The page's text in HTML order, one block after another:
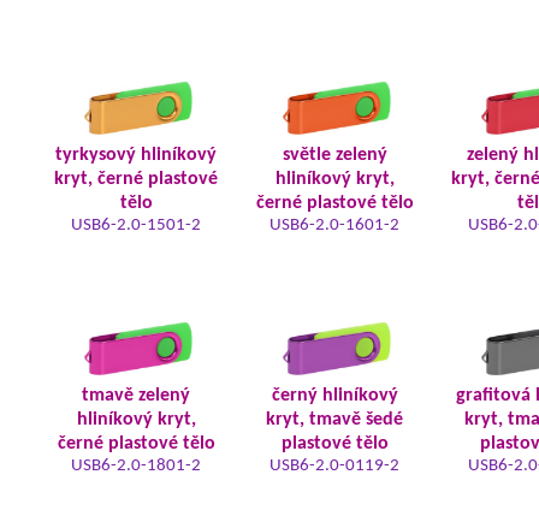
tyrkysový hliníkový
kryt, černé plastové
tělo
USB6-2.0-1501-2
světle zelený
hliníkový kryt,
černé plastové tělo
USB6-2.0-1601-2
zelený
kryt,
USB6-
tmavě zelený
hliníkový kryt,
černé plastové tělo
USB6-2.0-1801-2
černý hliníkový
kryt, tmavě šedé
plastové tělo
USB6-2.0-0119-2
grafitová
kryt,
USB6-